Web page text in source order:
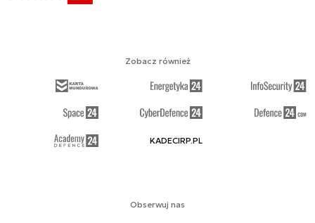
Obserwuj nas
Zobacz również
KADECIRP.PL